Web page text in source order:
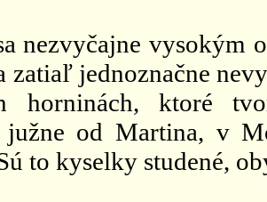
nezvyčajne vysokým
zatiaľ jednoznačne
horninách, ktoré
južne od Martina, v
to kyselky studené,